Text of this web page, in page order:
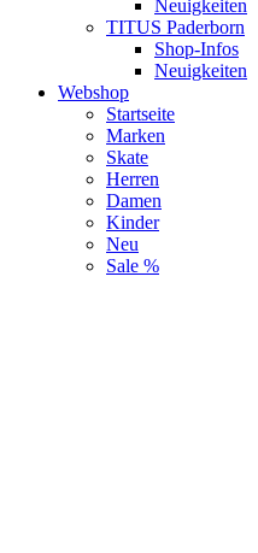
Neuigkeiten
TITUS Paderborn
Shop-Infos
Neuigkeiten
Webshop
Startseite
Marken
Skate
Herren
Damen
Kinder
Neu
Sale %